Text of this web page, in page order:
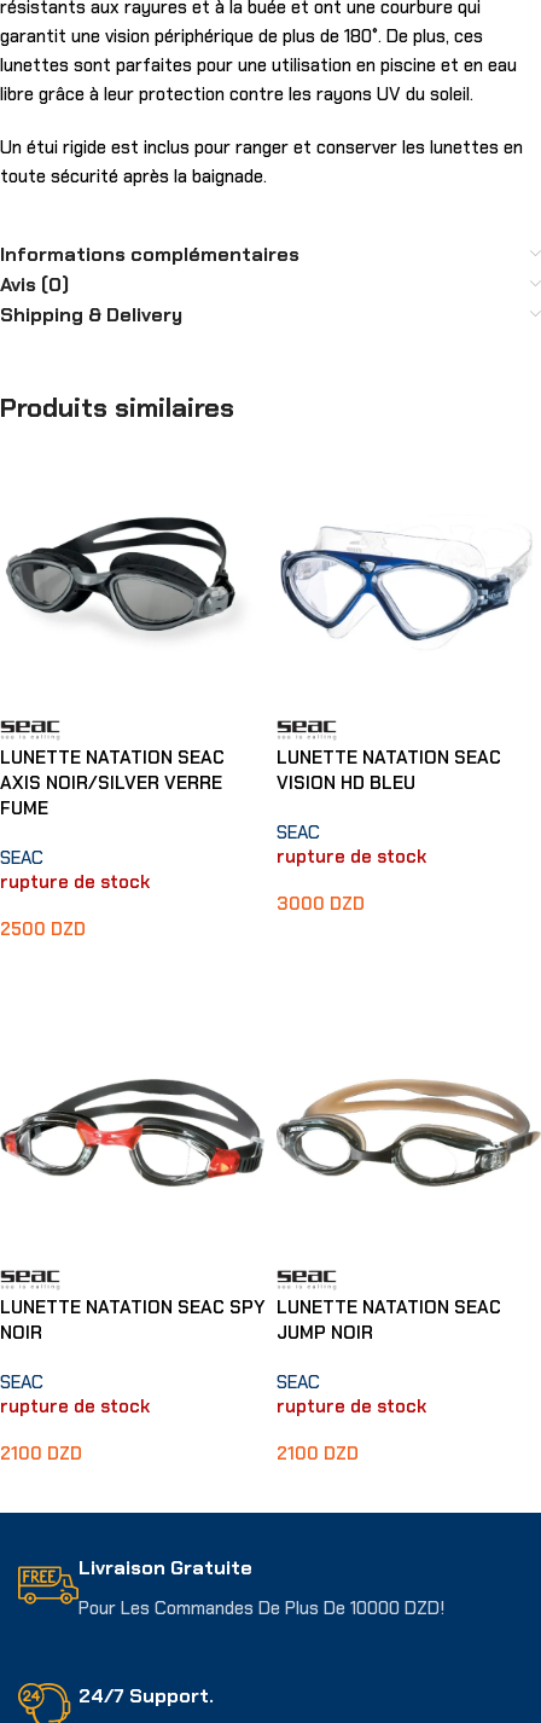
résistants aux rayures et à la buée et ont une courbure qui
garantit une vision périphérique de plus de 180°. De plus, ces
lunettes sont parfaites pour une utilisation en piscine et en eau
libre grâce à leur protection contre les rayons UV du soleil.
Un étui rigide est inclus pour ranger et conserver les lunettes en
toute sécurité après la baignade.
Informations complémentaires
Avis (0)
Shipping & Delivery
Produits similaires
LUNETTE NATATION SEAC
AXIS NOIR/SILVER VERRE
FUME
SEAC
rupture de stock
2500 DZD
LUNETTE NATATION SEAC
VISION HD BLEU
SEAC
rupture de stock
3000 DZD
LUNETTE NATATION SEAC SPY
NOIR
SEAC
rupture de stock
2100 DZD
LUNETTE NATATION SEAC
JUMP NOIR
SEAC
rupture de stock
2100 DZD
Livraison Gratuite
Pour Les Commandes De Plus De 10000 DZD!
24/7 Support.